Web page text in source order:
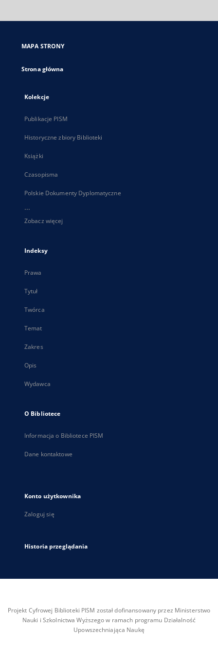
się
karcie
MAPA STRONY
Strona główna
Kolekcje
Publikacje PISM
Historyczne zbiory Biblioteki
Książki
Czasopisma
Polskie Dokumenty Dyplomatyczne
...
Zobacz więcej
Indeksy
Prawa
Tytuł
Twórca
Temat
Zakres
Opis
Wydawca
O Bibliotece
Informacja o Bibliotece PISM
Dane kontaktowe
Konto użytkownika
Zaloguj się
Historia przeglądania
Projekt Cyfrowej Biblioteki PISM został dofinansowany przez Ministerstwo
Nauki i Szkolnictwa Wyższego w ramach programu Działalność
Upowszechniająca Naukę